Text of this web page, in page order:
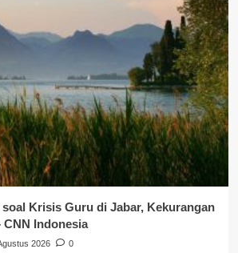
Krisis Guru di Jabar, Kekurangan
CNN Indonesia
2026 0